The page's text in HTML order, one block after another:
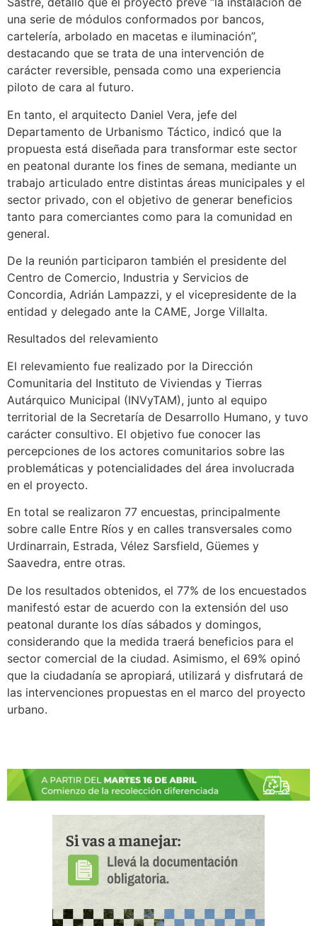
una serie de módulos conformados por bancos,
cartelería, arbolado en macetas e iluminación”,
destacando que se trata de una intervención de
carácter reversible, pensada como una experiencia
piloto de cara al futuro.
En tanto, el arquitecto Daniel Vera, jefe del
Departamento de Urbanismo Táctico, indicó que la
propuesta está diseñada para transformar este sector
en peatonal durante los fines de semana, mediante un
trabajo articulado entre distintas áreas municipales y el
sector privado, con el objetivo de generar beneficios
tanto para comerciantes como para la comunidad en
general.
De la reunión participaron también el presidente del
Centro de Comercio, Industria y Servicios de
Concordia, Adrián Lampazzi, y el vicepresidente de la
entidad y delegado ante la CAME, Jorge Villalta.
Resultados del relevamiento
El relevamiento fue realizado por la Dirección
Comunitaria del Instituto de Viviendas y Tierras
Autárquico Municipal (INVyTAM), junto al equipo
territorial de la Secretaría de Desarrollo Humano, y tuvo
carácter consultivo. El objetivo fue conocer las
percepciones de los actores comunitarios sobre las
problemáticas y potencialidades del área involucrada
en el proyecto.
En total se realizaron 77 encuestas, principalmente
sobre calle Entre Ríos y en calles transversales como
Urdinarrain, Estrada, Vélez Sarsfield, Güemes y
Saavedra, entre otras.
De los resultados obtenidos, el 77% de los encuestados
manifestó estar de acuerdo con la extensión del uso
peatonal durante los días sábados y domingos,
considerando que la medida traerá beneficios para el
sector comercial de la ciudad. Asimismo, el 69% opinó
que la ciudadanía se apropiará, utilizará y disfrutará de
las intervenciones propuestas en el marco del proyecto
urbano.